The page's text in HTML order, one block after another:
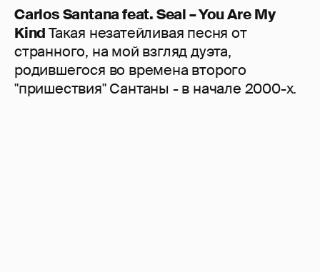
Carlos Santana feat. Seal – You Are My
KindТакая незатейливая песня от
странного, на мой взгляд дуэта,
родившегося во времена второго
"пришествия" Сантаны - в начале 2000-х.